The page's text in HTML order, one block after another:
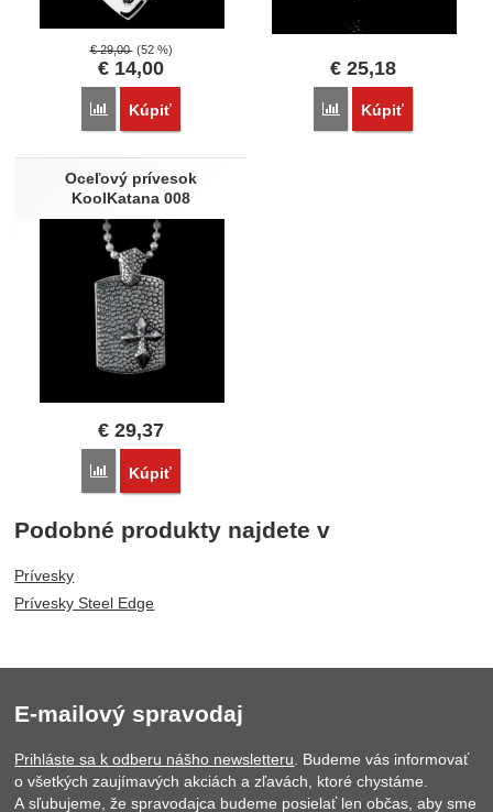
€29,00 (52 %)
€ 14,00
Porovnať
Kúpiť
€25,18
Porovnať
Kúpiť
Oceľový prívesok
KoolKatana 008
€ 29,37
Porovnať
Kúpiť
Podobné produkty najdete v
Prívesky
Prívesky Steel Edge
E-mailový spravodaj
Prihláste sa k odberu nášho newsletteru. Budeme vás informovať
o všetkých zaujímavých akciách a zľavách, ktoré chystáme.
A sľubujeme, že spravodajca budeme posielať len občas, aby sme